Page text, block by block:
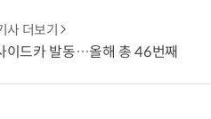
사 더보기
이드카 발동…올해 총 46번째